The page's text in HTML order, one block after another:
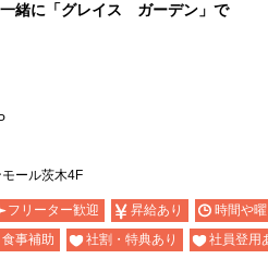
一緒に「グレイス ガーデン」で
ール茨木4F
フリーター歓迎 昇給あり 時間や
事補助 社割・特典あり 社員登用